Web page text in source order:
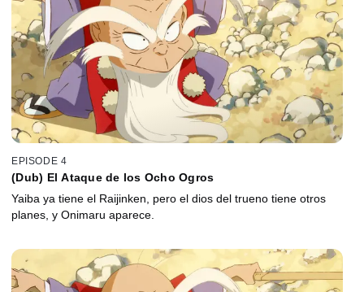
EPISODE 4
(Dub) El Ataque de los Ocho Ogros
Yaiba ya tiene el Raijinken, pero el dios del trueno tiene otros
planes, y Onimaru aparece.